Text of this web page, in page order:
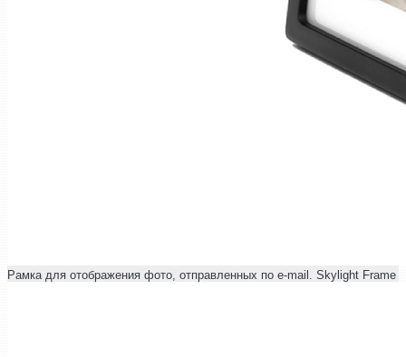
Рамка для отображения фото, отправленных по e-mail. Skylight Frame